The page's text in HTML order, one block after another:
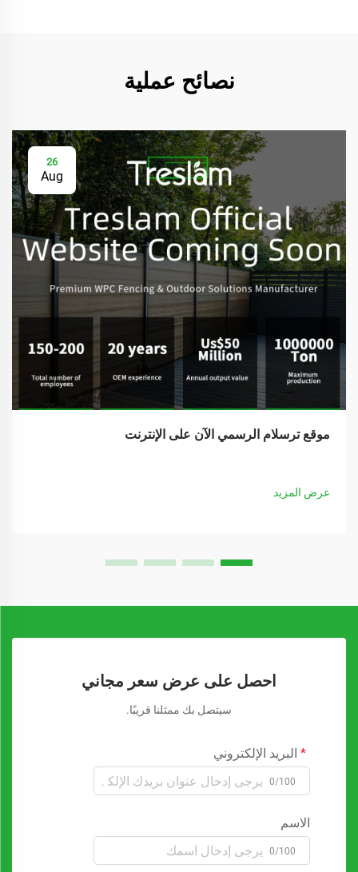
نصائح عملية
26
Aug
موقع ترسلام الرسمي الآن على الإنترنت
عرض المزيد
احصل على عرض سعر مجاني
سيتصل بك ممثلنا قريبًا.
البريد الإلكتروني
0/100
الاسم
0/100